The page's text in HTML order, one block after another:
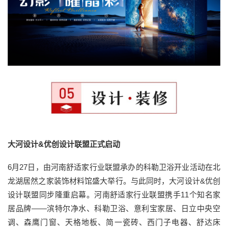
大河设计&优创设计联盟正式启动
6月27日，由河南舒适家行业联盟承办的科勒卫浴开业活动在北
龙湖居然之家装饰材料馆盛大举行。与此同时，大河设计&优创
设计联盟同步隆重启幕。河南舒适家行业联盟携手11个知名家
居品牌——滨特尔净水、科勒卫浴、意利宝家居、日立中央空
调、森鹰门窗、天格地板、简一瓷砖、西门子电器、舒达床